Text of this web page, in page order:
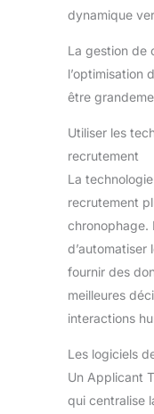
dynamique
La gestion de
l’optimisation
être
Utiliser les
recrutement
La
recrutement
chronophage.
fournir des
meilleures
interactions
Les logiciels
Un Applicant
qui centralise